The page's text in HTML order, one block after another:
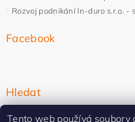
Rozvoj podnikání In-duro s.r.o. -
Facebook
Hledat
Tento web používá soubory